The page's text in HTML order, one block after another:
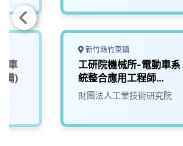
車
備)
新竹縣竹東鎮
工研院機械所-電動車系
統整合應用工程師
(D400)
財團法人工業技術研究院